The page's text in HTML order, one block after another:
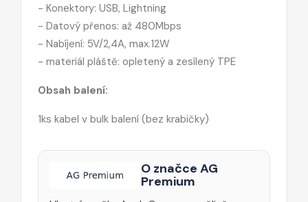
- Konektory: USB, Lightning
- Datový přenos: až 480Mbps
- Nabíjení: 5V/2,4A, max.12W
- materiál pláště: opletený a zesílený TPE
Obsah balení:
1ks kabel v bulk balení (bez krabičky)
O značce AG
Premium